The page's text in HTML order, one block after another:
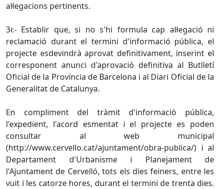
al·legacions pertinents.
3r.- Establir que, si no s'hi formula cap al·legació ni
reclamació durant el termini d'informació pública, el
projecte esdevindrà aprovat definitivament, inserint el
corresponent anunci d'aprovació definitiva al Butlletí
Oficial de la Província de Barcelona i al Diari Oficial de la
Generalitat de Catalunya.
En compliment del tràmit d'informació pública,
l'expedient, l'acord esmentat i el projecte es poden
consultar al web municipal
(http://www.cervello.cat/ajuntament/obra-publica/) i al
Departament d'Urbanisme i Planejament de
l'Ajuntament de Cervelló, tots els dies feiners, entre les
vuit i les catorze hores, durant el termini de trenta dies.